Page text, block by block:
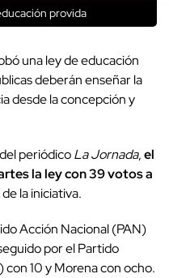
provida
una ley de educación
deberán enseñar la
desde la concepción y
periódicoLa Jornada,el
la ley con 39 votos a
la iniciativa.
Acción Nacional (PAN)
por el Partido
10 y Morena con ocho.